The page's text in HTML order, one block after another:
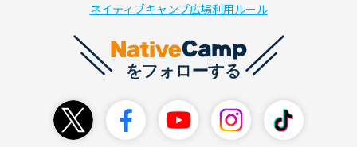
ネイティブキャンプ広場利用ルール